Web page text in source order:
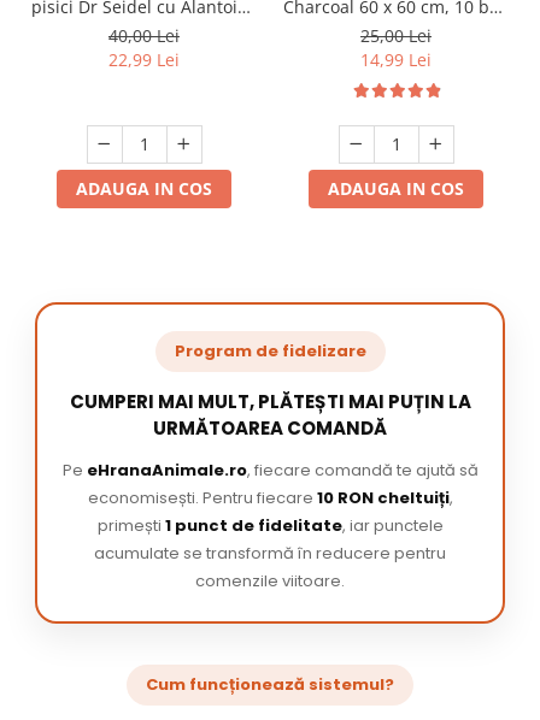
pisici Dr Seidel cu Alantoina
220 ml
40,00 Lei
22,99 Lei
ADAUGA IN COS
Charcoal 60 x 60 cm, 10 buc
/ pachet
25,00 Lei
14,99 Lei
ADAUGA IN COS
Program de fidelizare
CUMPERI MAI MULT, PLĂTEȘTI MAI PUȚIN LA
URMĂTOAREA COMANDĂ
Pe eHranaAnimale.ro, fiecare comandă te ajută să
economisești. Pentru fiecare 10 RON cheltuiți,
primești 1 punct de fidelitate, iar punctele
acumulate se transformă în reducere pentru
comenzile viitoare.
Cum funcționează sistemul?